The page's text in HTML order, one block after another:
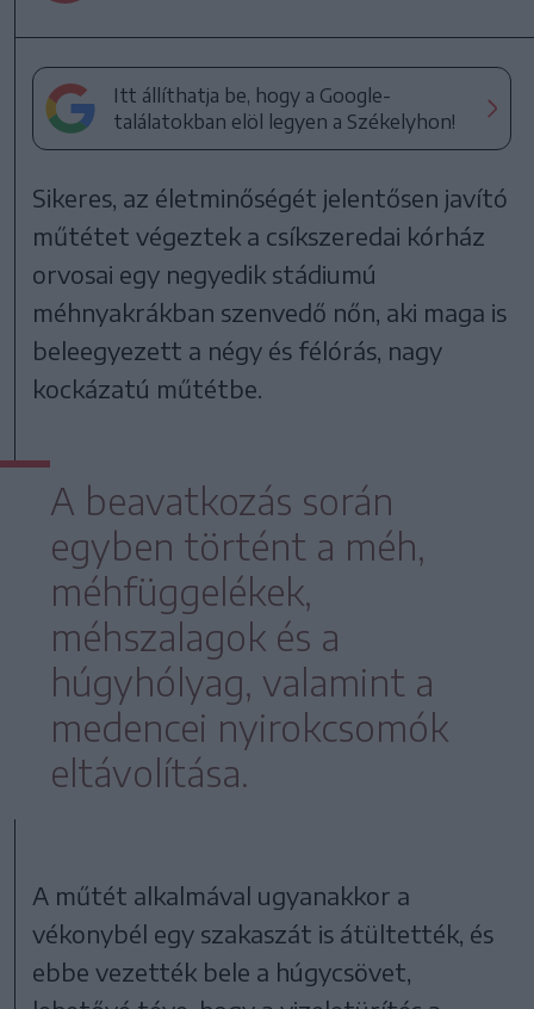
Itt állíthatja be, hogy a Google-
találatokban elöl legyen a Székelyhon!
Sikeres, az életminőségét jelentősen javító
műtétet végeztek a csíkszeredai kórház
orvosai egy negyedik stádiumú
méhnyakrákban szenvedő nőn, aki maga is
beleegyezett a négy és félórás, nagy
kockázatú műtétbe.
A beavatkozás során
egyben történt a méh,
méhfüggelékek,
méhszalagok és a
húgyhólyag, valamint a
medencei nyirokcsomók
eltávolítása.
A műtét alkalmával ugyanakkor a
vékonybél egy szakaszát is átültették, és
ebbe vezették bele a húgycsövet,